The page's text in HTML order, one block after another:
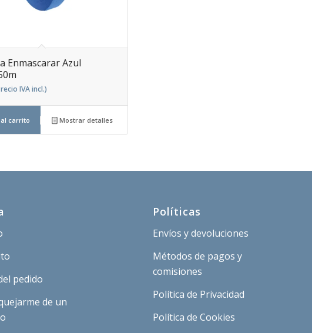
Enmascarar Azul
IVA incl.)
carrito Mostrar detalles
pedido
de un
Políticas
Envíos y devoluciones
Métodos de pagos y
comisiones
Política de Privacidad
Política de Cookies